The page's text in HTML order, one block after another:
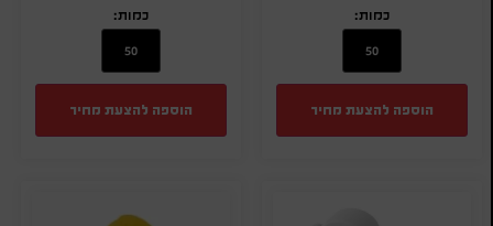
כמות:
הוספה להצעת מחיר
כמות:
הוספה להצעת מחיר